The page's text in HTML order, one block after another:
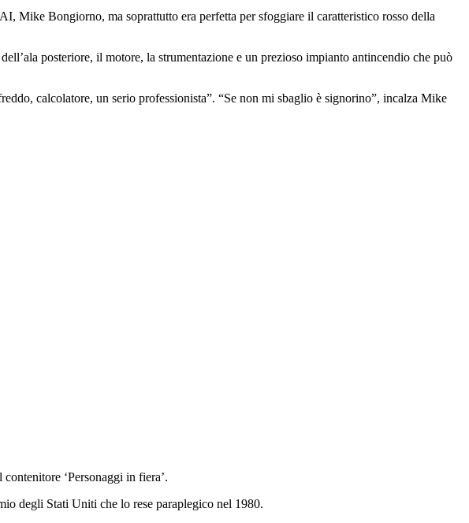
Mike Bongiorno, ma soprattutto era perfetta per sfoggiare il caratteristico rosso della
posteriore, il motore, la strumentazione e un prezioso impianto antincendio che può
calcolatore, un serio professionista”. “Se non mi sbaglio è signorino”, incalza Mike
‘Personaggi in fiera’.
degli Stati Uniti che lo rese paraplegico nel 1980.